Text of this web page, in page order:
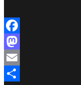
Facebook
Mastodon
Email